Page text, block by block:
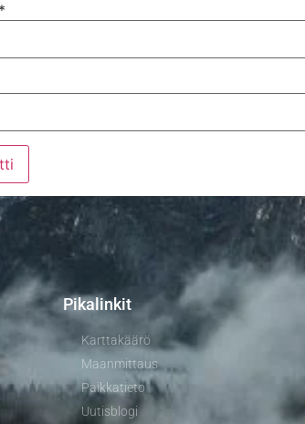
*
Pikalinkit
Karttakäärö
Maanmittaus
Paikkatieto
Uutisblogi